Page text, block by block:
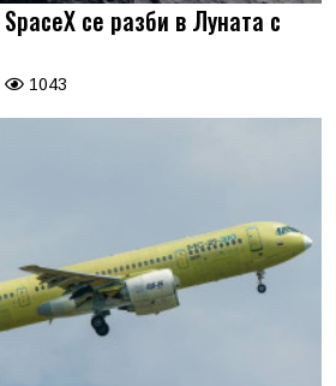
се разби в Луната с
1043